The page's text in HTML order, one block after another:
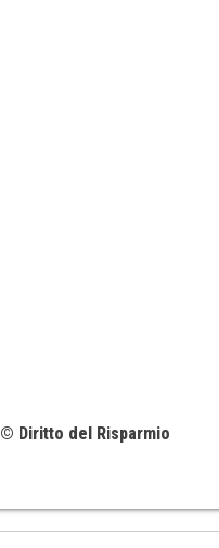
© Diritto del Risparmio